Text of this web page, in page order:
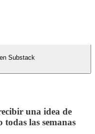
Substack
una idea de
las semanas